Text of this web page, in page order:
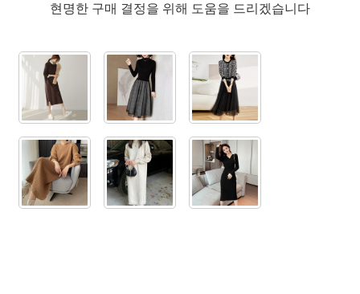
현명한 구매 결정을 위해 도움을 드리겠습니다